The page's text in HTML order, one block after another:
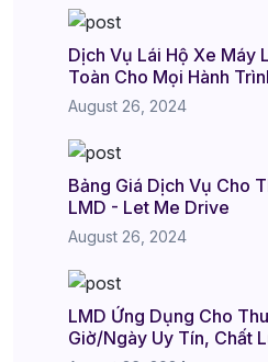
Dịch Vụ Lái Hộ Xe Máy
Toàn Cho Mọi Hành
August 26, 2024
Bảng Giá Dịch Vụ Cho
LMD - Let Me Drive
August 26, 2024
LMD Ứng Dụng Cho
Giờ/Ngày Uy Tín, Chất